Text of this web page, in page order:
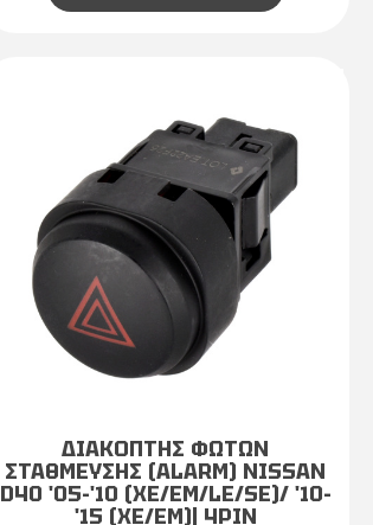
ΔΙΑΚΟΠΤΗΣ ΦΩΤΩΝ
ΣΤΑΘΜΕΥΣΗΣ (ALARM) NISSAN
D40 '05-'10 (XE/EM/LE/SE)/ '10-
'15 (XE/EM)| 4PIN